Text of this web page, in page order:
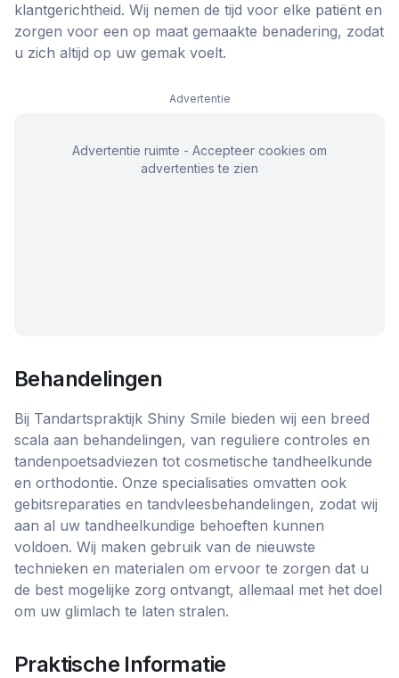
klantgerichtheid. Wij nemen de tijd voor elke patiënt en
zorgen voor een op maat gemaakte benadering, zodat
u zich altijd op uw gemak voelt.
Advertentie
Advertentie ruimte - Accepteer cookies om
advertenties te zien
Behandelingen
Bij Tandartspraktijk Shiny Smile bieden wij een breed
scala aan behandelingen, van reguliere controles en
tandenpoetsadviezen tot cosmetische tandheelkunde
en orthodontie. Onze specialisaties omvatten ook
gebitsreparaties en tandvleesbehandelingen, zodat wij
aan al uw tandheelkundige behoeften kunnen
voldoen. Wij maken gebruik van de nieuwste
technieken en materialen om ervoor te zorgen dat u
de best mogelijke zorg ontvangt, allemaal met het doel
om uw glimlach te laten stralen.
Praktische Informatie